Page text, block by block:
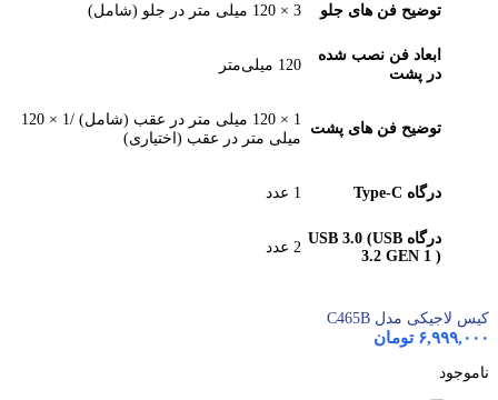
توضیح فن های جلو 3 × 120 میلی متر در جلو (شامل)
ابعاد فن نصب شده
در پشت
120 میلی‌متر
توضیح فن های پشت
1 × 120 میلی متر در عقب (شامل) /1 × 120
میلی متر در عقب (اختیاری)
درگاه Type-C 1 عدد
درگاه USB 3.0 (USB
3.2 GEN 1 )
2 عدد
کیس لاجیکی مدل C465B
۶,۹۹۹,۰۰۰ تومان
ناموجود